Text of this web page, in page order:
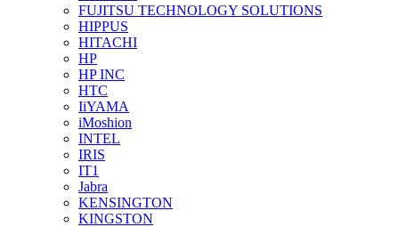
FUJITSU TECHNOLOGY SOLUTIONS
HIPPUS
HITACHI
HP
HP INC
HTC
IiYAMA
iMoshion
INTEL
IRIS
IT1
Jabra
KENSINGTON
KINGSTON